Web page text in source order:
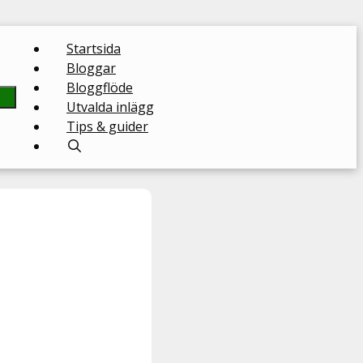
Startsida
Bloggar
Bloggflöde
Utvalda inlägg
Tips & guider